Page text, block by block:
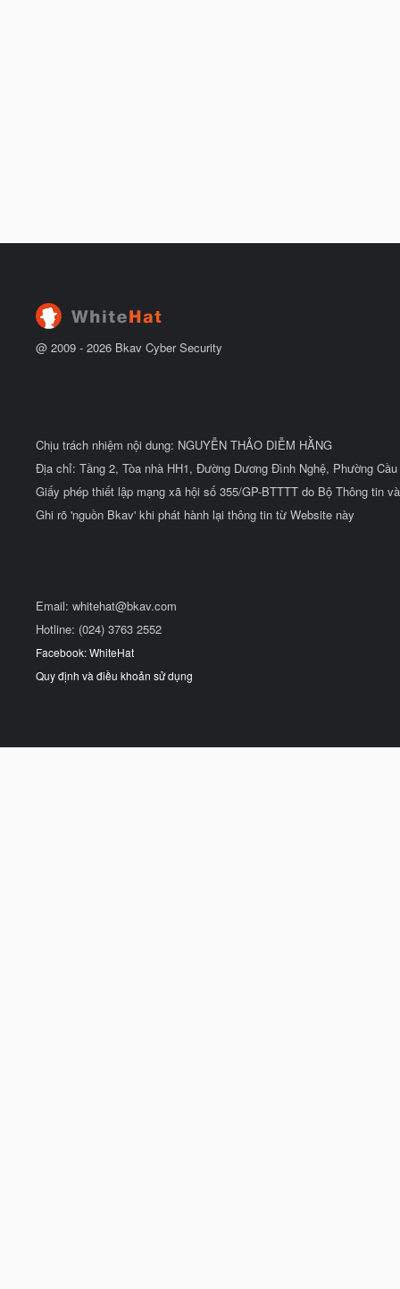
@ 2009 - 2026 Bkav Cyber Security
Chịu trách nhiệm nội dung: NGUYỄN THẢO DIỄM HẰNG
Địa chỉ: Tầng 2, Tòa nhà HH1, Đường Dương Đình Nghệ, Phường
Giấy phép thiết lập mạng xã hội số 355/GP-BTTTT do Bộ Thông tin
Ghi rõ 'nguồn Bkav' khi phát hành lại thông tin từ Website này
Email: whitehat@bkav.com
Hotline: (024) 3763 2552
Facebook: WhiteHat
Quy định và điều khoản sử dụng